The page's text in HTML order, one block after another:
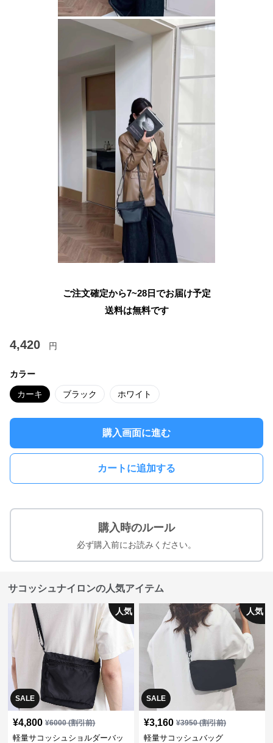
ご注文確定から7~28日でお届け予定
送料は無料です
4,420 円
カラー
カーキ ブラック ホワイト
購入画面に進む
カートに追加する
購入時のルール
必ず購入前にお読みください。
サコッシュナイロンの人気アイテム
SALE
人気
¥4,800 ¥6000(割引前)
軽量サコッシュショルダーバッ
SALE
人気
¥3,160 ¥3950(割引前)
軽量サコッシュバッグ